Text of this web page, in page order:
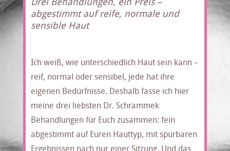
abgestimmt auf reife, normale und
sensible Haut
Ich weiß, wie unterschiedlich Haut sein kann –
reif, normal oder sensibel, jede hat ihre
eigenen Bedürfnisse. Deshalb fasse ich hier
meine drei liebsten Dr. Schrammek
Behandlungen für Euch zusammen: fein
abgestimmt auf Euren Hauttyp, mit spürbaren
Ergebnissen nach nur einer Sitzung. Und das